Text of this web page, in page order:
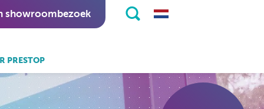
showroombezoek
ook:
PRESTOP